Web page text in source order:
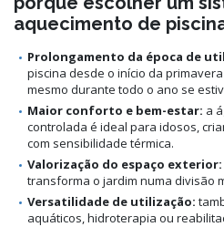
aquecimento de
Prolongamento da época de
piscina desde o início da
mesmo durante todo o ano se
Maior conforto e bem-estar: a
controlada é ideal para idosos,
com sensibilidade térmica.
Valorização do espaço exterior:
transforma o jardim numa divisão
Versatilidade de utilização:
aquáticos, hidroterapia ou